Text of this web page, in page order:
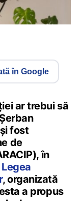
în Google
ar trebui să
fost
de
în
, organizată
a propus